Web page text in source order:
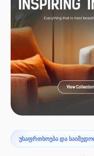
ᲣᲡᲐᲤᲠᲗᲮᲝᲔᲑᲐ ᲓᲐ